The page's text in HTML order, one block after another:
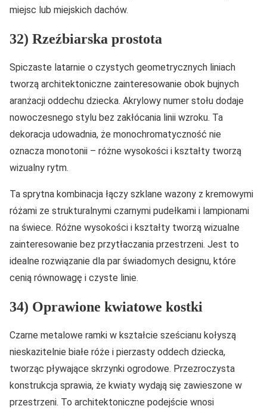
miejsc lub miejskich dachów.
32) Rzeźbiarska prostota
Spiczaste latarnie o czystych geometrycznych liniach
tworzą architektoniczne zainteresowanie obok bujnych
aranżacji oddechu dziecka. Akrylowy numer stołu dodaje
nowoczesnego stylu bez zakłócania linii wzroku. Ta
dekoracja udowadnia, że monochromatyczność nie
oznacza monotonii – różne wysokości i kształty tworzą
wizualny rytm.
Ta sprytna kombinacja łączy szklane wazony z kremowymi
różami ze strukturalnymi czarnymi pudełkami i lampionami
na świece. Różne wysokości i kształty tworzą wizualne
zainteresowanie bez przytłaczania przestrzeni. Jest to
idealne rozwiązanie dla par świadomych designu, które
cenią równowagę i czyste linie.
34) Oprawione kwiatowe kostki
Czarne metalowe ramki w kształcie sześcianu kołyszą
nieskazitelnie białe róże i pierzasty oddech dziecka,
tworząc pływające skrzynki ogrodowe. Przezroczysta
konstrukcja sprawia, że kwiaty wydają się zawieszone w
przestrzeni. To architektoniczne podejście wnosi